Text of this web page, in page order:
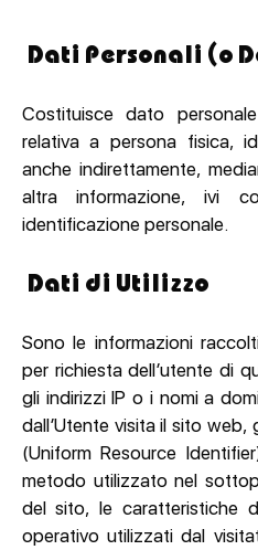
Dati Personali (o
Costituisce dato
relativa a persona fisica,
anche indirettamente,
altra informazione, ivi
identificazione personale.
Dati di Utilizzo
Sono le informazioni
per richiesta dell’utente di
gli indirizzi IP o i nomi a
dall’Utente visita il sito web,
(Uniform Resource
metodo utilizzato nel
del sito, le caratteristiche
operativo utilizzati dal